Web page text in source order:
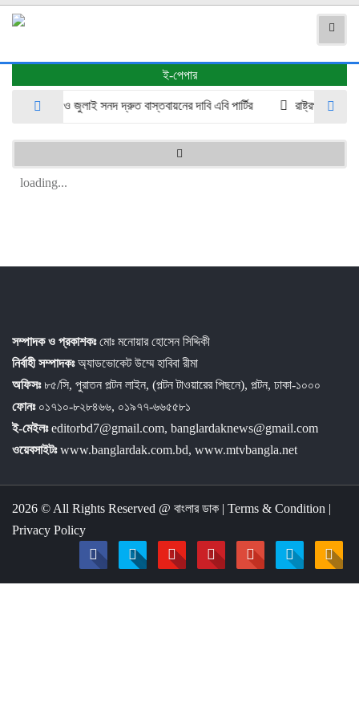
ই-পেপার
রায় ও জুলাই সনদ দ্রুত বাস্তবায়নের দাবি এবি পার্টির রাষ্ট্রপতি ২০
loading...
সম্পাদক ও প্রকাশকঃমোঃ মনোয়ার হোসেন সিদ্দিকী
নির্বাহী সম্পাদকঃঅ্যাডভোকেট উম্মে হাবিবা রীমা
অফিসঃ৮৫/সি, পুরাতন পল্টন লাইন, (পল্টন টাওয়ারের পিছনে), পল্টন, ঢাকা-১০০০
ফোনঃ ০১৭১০-৮২৮৪৬৬, ০১৯৭৭-৬৬৫৫৮১
ই-মেইলঃeditorbd7@gmail.com, banglardaknews@gmail.com
ওয়েবসাইটঃwww.banglardak.com.bd, www.mtvbangla.net
2026 © All Rights Reserved @ বাংলার ডাক | Terms & Condition |
Privacy Policy